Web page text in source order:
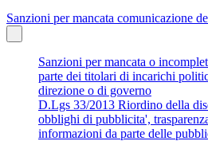
Sanzioni per mancata comunicazione
Sanzioni per mancata o
parte dei titolari di incarichi
direzione o di governo
D.Lgs 33/2013 Riordino della
obblighi di pubblicita',
informazioni da parte delle